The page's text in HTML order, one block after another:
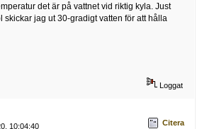
det är på vattnet vid riktig kyla. Just
skickar jag ut 30-gradigt vatten för att hålla
Loggat
10:04:40
Citera